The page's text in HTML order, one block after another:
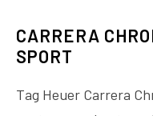
CARRERA
SPORT
Tag Heuer Carrera